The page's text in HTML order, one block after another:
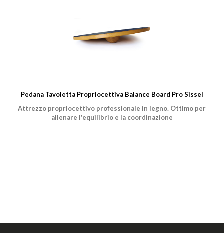
Pedana Tavoletta Propriocettiva Balance Board Pro Sissel
Attrezzo propriocettivo professionale in legno. Ottimo per
allenare l'equilibrio e la coordinazione